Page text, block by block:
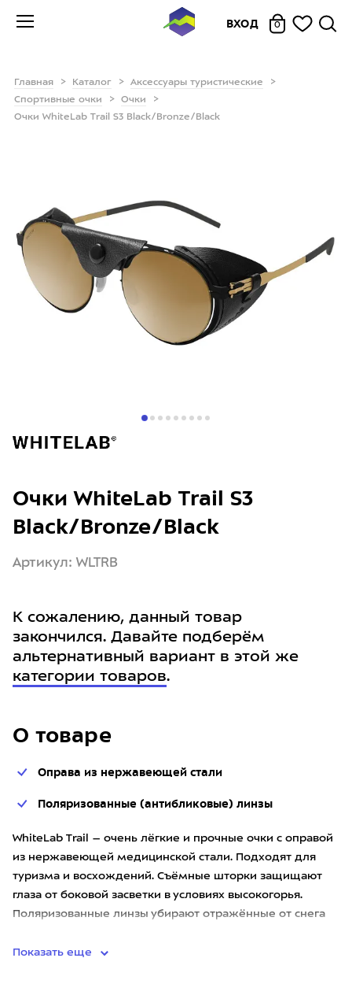
ВХОД 0
Главная Каталог
Аксессуары туристические
Спортивные очки
Очки
Очки WhiteLab Trail S3 Black/Bronze/Black
О товаре
Оправа из нержавеющей стали
Поляризованные (антибликовые) линзы
WhiteLab Trail – очень лёгкие и прочные очки с оправой
из нержавеющей медицинской стали. Подходят для
туризма и восхождений. Съёмные шторки защищают
глаза от боковой засветки в условиях высокогорья.
Поляризованные линзы убирают отражённые от снега
Показать еще
Очки WhiteLab Trail S3
Black/Bronze/Black
Артикул: WLTRB
К сожалению, данный товар
закончился. Давайте подберём
альтернативный вариант в этой же
категории товаров.